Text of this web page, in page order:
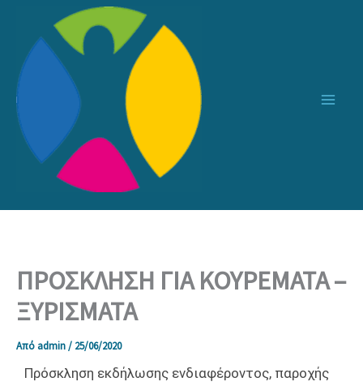
περιεχόμενο
ΠΡΟΣΚΛΗΣΗ ΓΙΑ ΚΟΥΡΕΜΑΤΑ –
ΞΥΡΙΣΜΑΤΑ
Από admin/ 25/06/2020
Πρόσκληση εκδήλωσης ενδιαφέροντος, παροχής